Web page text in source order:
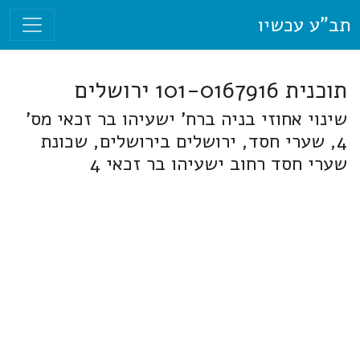
תב"ע עכשיו
תוכנית 101-0167916 ירושלים
שינוי אחוזי בניה ברח' ישעיהו בר זכאי מס'
4, שערי חסד, ירושלים בירושלים, שכונת
שערי חסד רחוב ישעיהו בר זכאי 4